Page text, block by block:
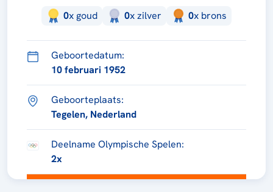
0x goud 0xzilver 0x brons
Geboortedatum:
10 februari 1952
Geboorteplaats:
Tegelen, Nederland
Deelname Olympische Spelen:
2x